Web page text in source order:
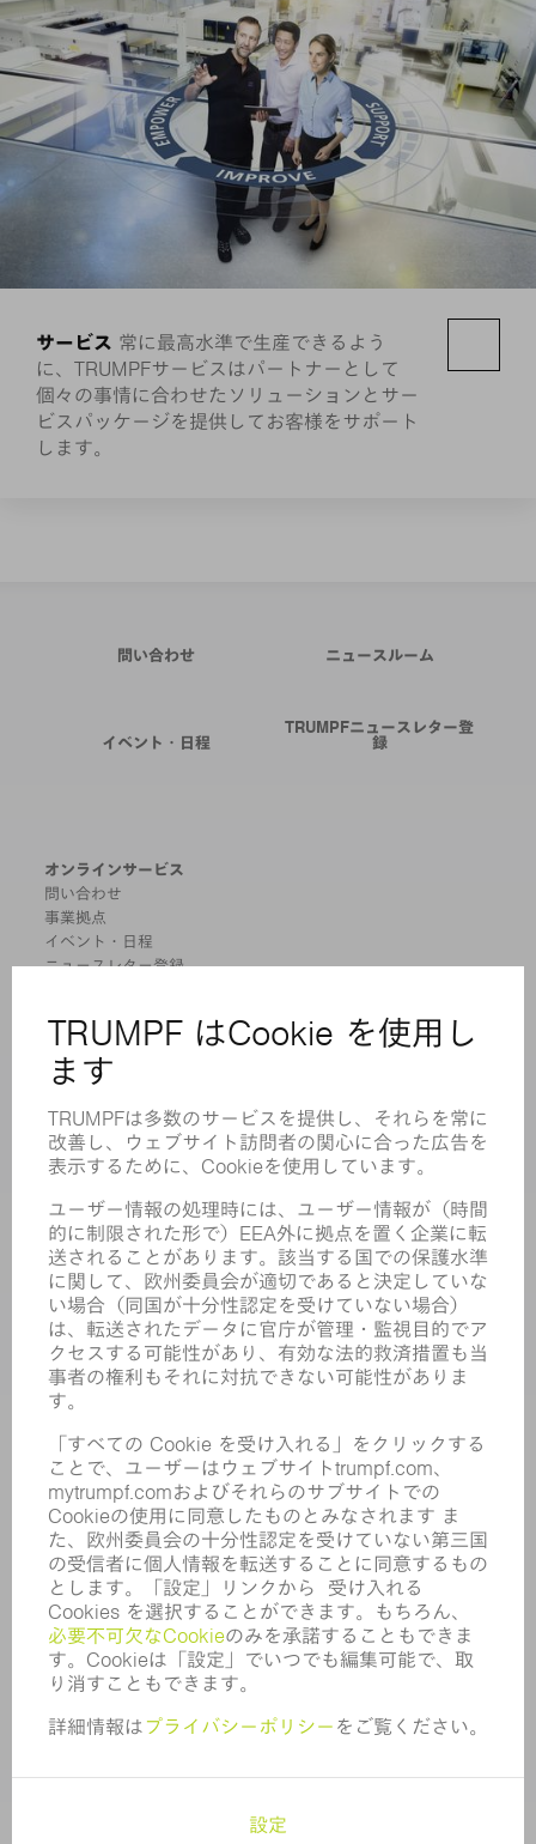
サービス 常に最高水準で生産できるよう
に、TRUMPFサービスはパートナーとして
個々の事情に合わせたソリューションとサー
ビスパッケージを提供してお客様をサポート
します。
問い合わせ ニュースルーム
イベント・日程
TRUMPFニュースレター登
録
オンラインサービス
問い合わせ
事業拠点
イベント・日程
ニュースレター登録
製品
機械 & システム
レーザ
パワーエレクトロニクス
電気ツール
スマートファクトリー
サービス
アプリケーション
業界
企業
キャリア
求人情報
企業プロフィール
取締役会
年次報告書
コンプライアンス
内部通報制度
セキュリティ
プレスリリース
マガジン
サステナビリティ
気候と環境
社会と地域
コーポレートガバナンス
サイト管理者情報